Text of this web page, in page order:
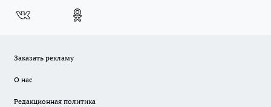
Заказать рекламу
О нас
Редакционная политика